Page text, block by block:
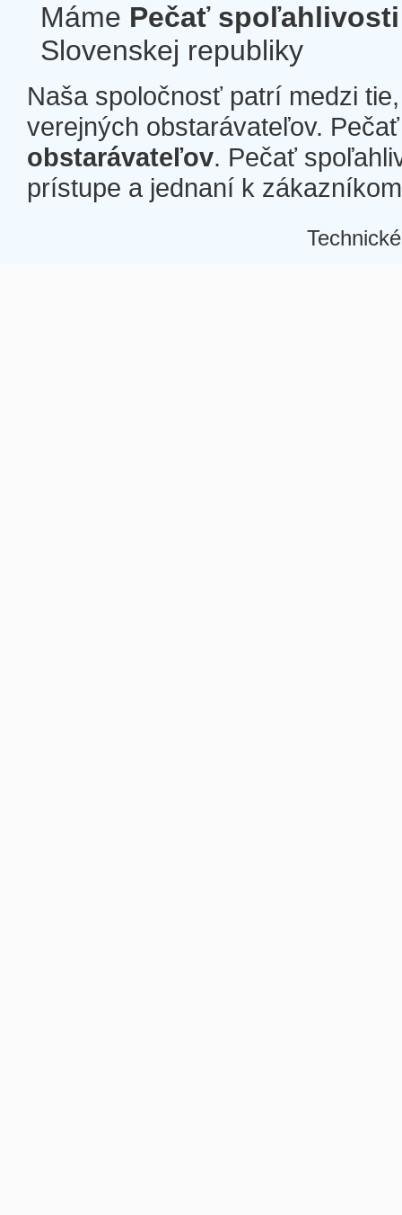
Máme Pečať spoľahlivosti
Slovenskej republiky
Naša spoločnosť patrí medzi
verejných obstarávateľov.
obstarávateľov. Pečať
prístupe a jednaní k